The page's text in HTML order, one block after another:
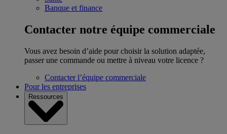
Banque et finance
Contacter notre équipe commerciale
Vous avez besoin d’aide pour choisir la solution adaptée,
passer une commande ou mettre à niveau votre licence ?
Contacter l’équipe commerciale
Pour les entreprises
Ressources